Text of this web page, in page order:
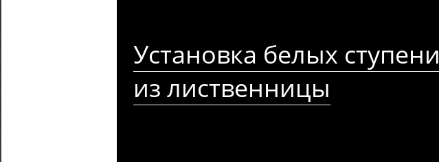
Установка белых ступени
из лиственницы